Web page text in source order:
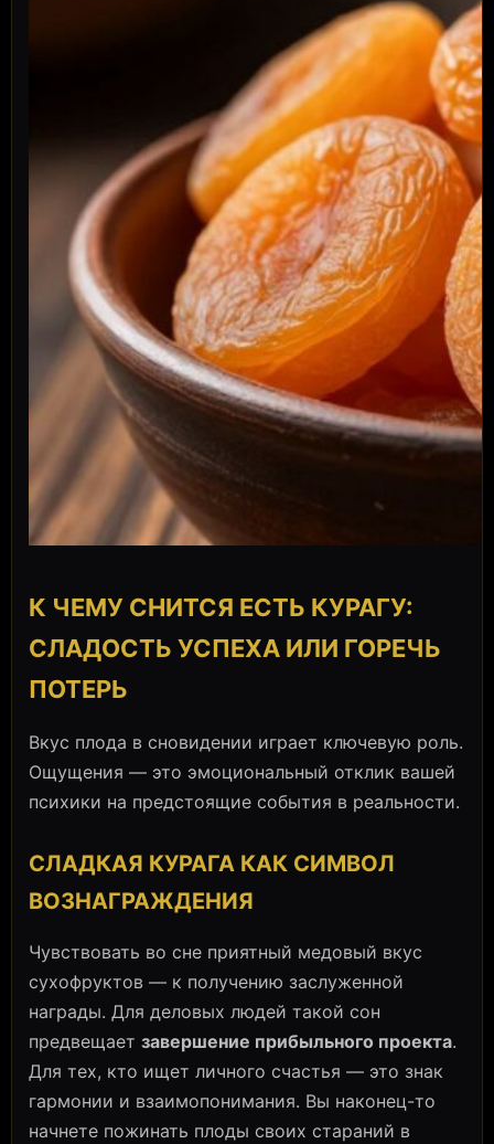
К ЧЕМУ СНИТСЯ ЕСТЬ КУРАГУ:
СЛАДОСТЬ УСПЕХА ИЛИ ГОРЕЧЬ
ПОТЕРЬ
Вкус плода в сновидении играет ключевую роль.
Ощущения — это эмоциональный отклик вашей
психики на предстоящие события в реальности.
СЛАДКАЯ КУРАГА КАК СИМВОЛ
ВОЗНАГРАЖДЕНИЯ
Чувствовать во сне приятный медовый вкус
сухофруктов — к получению заслуженной
награды. Для деловых людей такой сон
предвещает завершение прибыльного проекта.
Для тех, кто ищет личного счастья — это знак
гармонии и взаимопонимания. Вы наконец-то
начнете пожинать плоды своих стараний в